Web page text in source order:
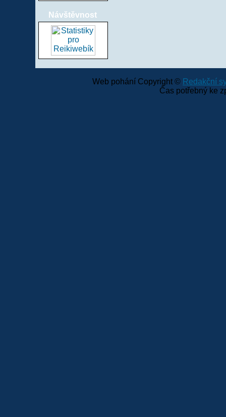
Návštěvnost
Web pohání Copyright © Redakční
Čas potřebný ke